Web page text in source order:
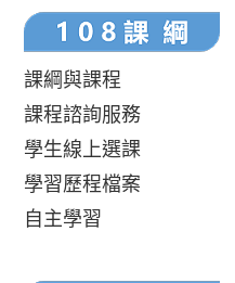
課綱與課程
課程諮詢服務
學生線上選課
學習歷程檔案
自主學習